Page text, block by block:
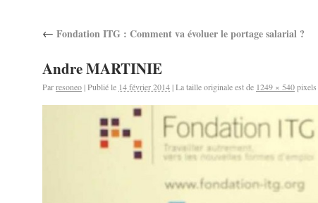
← Fondation ITG : Comment va évoluer le portage salarial ?
Andre MARTINIE
Parresoneo|Publié le 14 février 2014|La taille originale est de 1249 × 540pixels